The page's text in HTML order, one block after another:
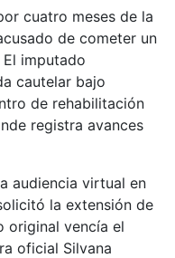
cuatro meses de la
de cometer un
imputado
cautelar bajo
de rehabilitación
registra avances
audiencia virtual en
la extensión de
original vencía el
oficial Silvana